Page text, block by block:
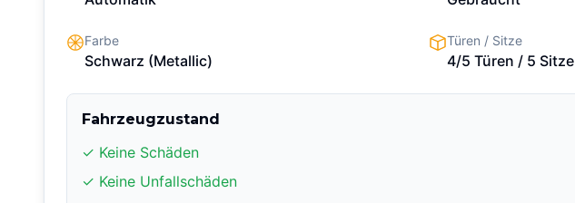
Farbe
Schwarz (Metallic)
Türen / Sitze
4/5 Türen / 5 Sitze
Fahrzeugzustand
✓ Keine Schäden
✓ Keine Unfallschäden